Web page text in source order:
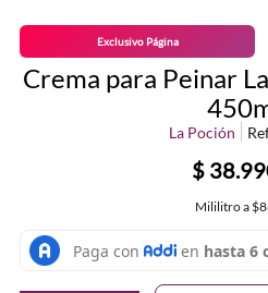
Exclusivo Página
Crema para Peinar
La Poción
$ 38.
Mililitroa